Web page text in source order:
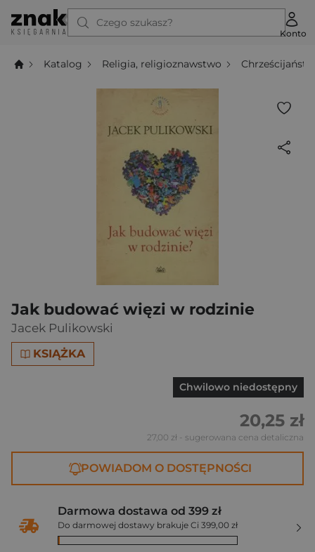
Czego szukasz?
Konto
Katalog Religia, religioznawstwo
Jak budować więzi w rodzinie
Jacek Pulikowski
KSIĄŻKA
Chwilowo niedostępny
20,25 zł
27,00 zł - sugerowana cena detaliczna
POWIADOM O DOSTĘPNOŚCI
Darmowa dostawa od 399 zł
Do darmowej dostawy brakuje Ci 399,00 zł